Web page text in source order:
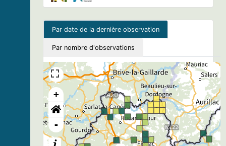
Par date de la dernière observation
Par nombre d'observations
+
-